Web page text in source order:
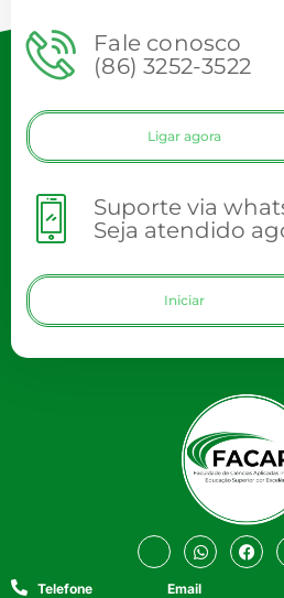
Fale conosco
(86) 3252-3522
Ligar agora
Suporte via
Seja atendido
Iniciar
Telefone Email